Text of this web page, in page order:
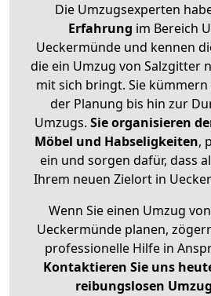
Die Umzugsexperten
Erfahrung im Bereich
Ueckermünde und kennen
die ein Umzug von Salzgitter
mit sich bringt. Sie kümmern
der Planung bis hin zur
Umzugs. Sie organisieren
Möbel und Habseligkeiten,
ein und sorgen dafür, dass
Ihrem neuen Zielort in
Wenn Sie einen Umzug
Ueckermünde planen,
professionelle Hilfe in
Kontaktieren Sie uns
reibungslosen Umzug